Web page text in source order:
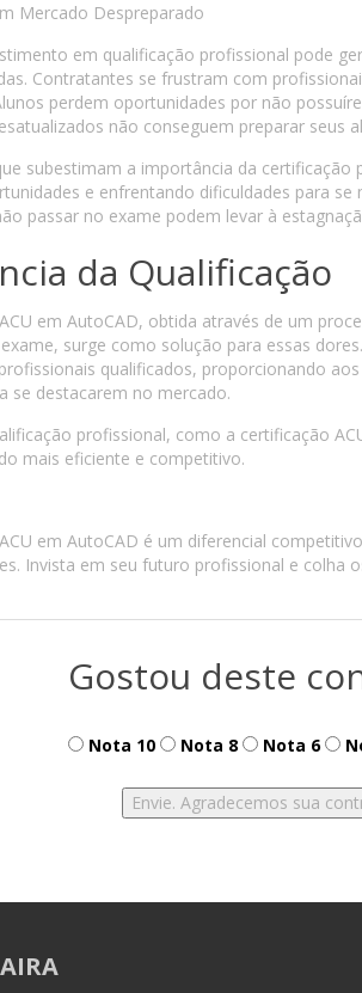
Mercado Despreparado
em qualificação profissional pode
Contratantes se frustram com
perdem oportunidades por não
não conseguem preparar seus
subestimam a importância da certificação
e enfrentando dificuldades para
passar no exame podem levar à
da Qualificação
em AutoCAD, obtida através de um
surge como solução para essas
qualificados, proporcionando
se destacarem no mercado.
profissional, como a certificação
mais eficiente e competitivo.
em AutoCAD é um diferencial
Invista em seu futuro profissional e colha
Gostou deste
Nota 10 Nota 8 Nota 6